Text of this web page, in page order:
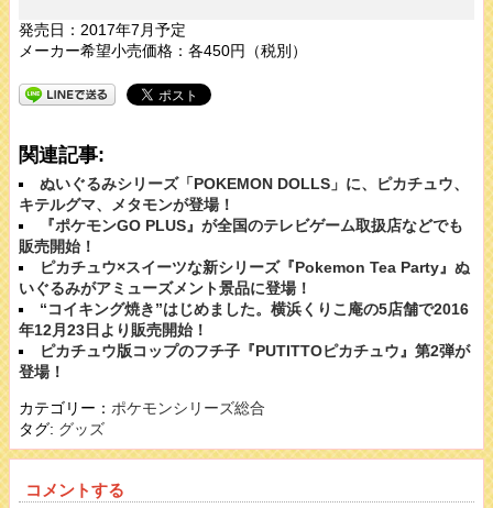
発売日：2017年7月予定
メーカー希望小売価格：各450円（税別）
関連記事:
ぬいぐるみシリーズ「POKEMON DOLLS」に、ピカチュウ、
キテルグマ、メタモンが登場！
『ポケモンGO PLUS』が全国のテレビゲーム取扱店などでも
販売開始！
ピカチュウ×スイーツな新シリーズ『Pokemon Tea Party』ぬ
いぐるみがアミューズメント景品に登場！
“コイキング焼き”はじめました。横浜くりこ庵の5店舗で2016
年12月23日より販売開始！
ピカチュウ版コップのフチ子『PUTITTOピカチュウ』第2弾が
登場！
カテゴリー： ポケモンシリーズ総合
タグ: グッズ
コメントする